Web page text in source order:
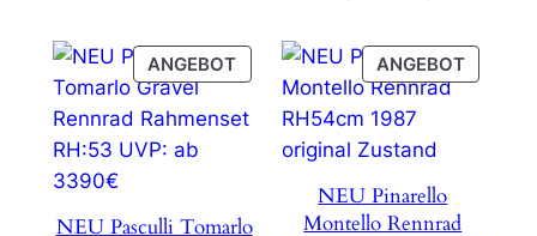
1.699,00 €899,00
ANGEBOTPRODUKT
IM
ANGEBOT
NEU Pasculli Tomarlo
ANGEBOT
IM
NEU Pinarello
Montello Rennrad